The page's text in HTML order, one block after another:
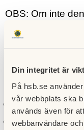
Din integritet är
På hsb.se
vår webbplats ska
används även för
webbanvändare
OBS: Om inte
så går det bra att
Styrelsen
Trivselregler